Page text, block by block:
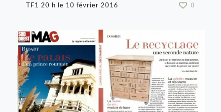
TF1 20 h le 10 février 2016 0